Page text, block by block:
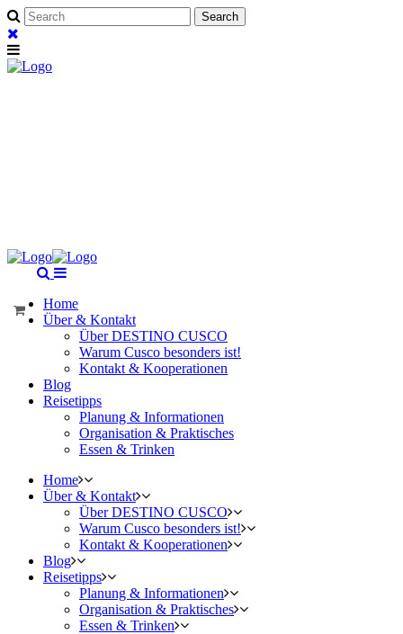
Home
Über & Kontakt
Über DESTINO CUSCO
Warum Cusco besonders ist!
Kontakt & Kooperationen
Blog
Reisetipps
Planung & Informationen
Organisation & Praktisches
Essen & Trinken
Home
Über & Kontakt
Über DESTINO CUSCO
Warum Cusco besonders ist!
Kontakt & Kooperationen
Blog
Reisetipps
Planung & Informationen
Organisation & Praktisches
Essen & Trinken